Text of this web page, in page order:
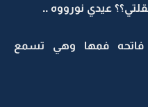
عيدي نورووه ..
فاتحه فمها وهي تسمع